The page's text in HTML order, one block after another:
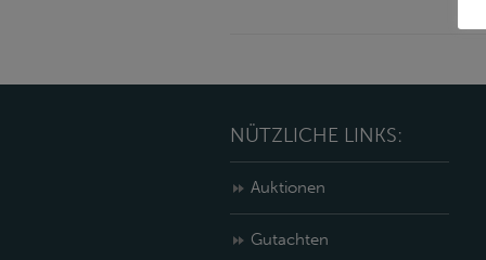
NÜTZLICHE LINKS:
Auktionen
Gutachten